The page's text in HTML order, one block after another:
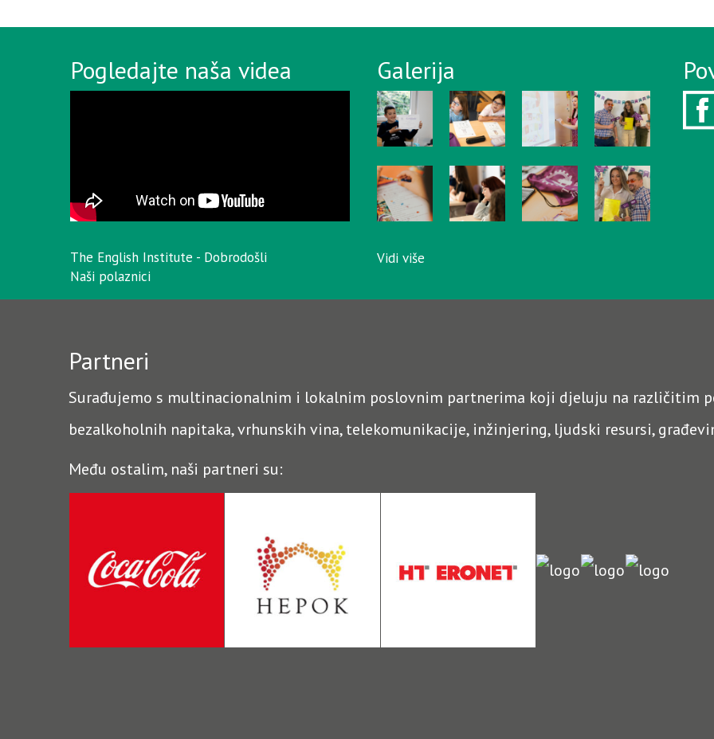
Pogledajte naša videa
The English Institute - Dobrodošli
Naši polaznici
Galerija
Vidi više
Partneri
Surađujemo s multinacionalnim i lokalnim poslovnim partnerima koji djeluju na različitim
bezalkoholnih napitaka, vrhunskih vina, telekomunikacije, inžinjering, ljudski resursi,
Među ostalim, naši partneri su: